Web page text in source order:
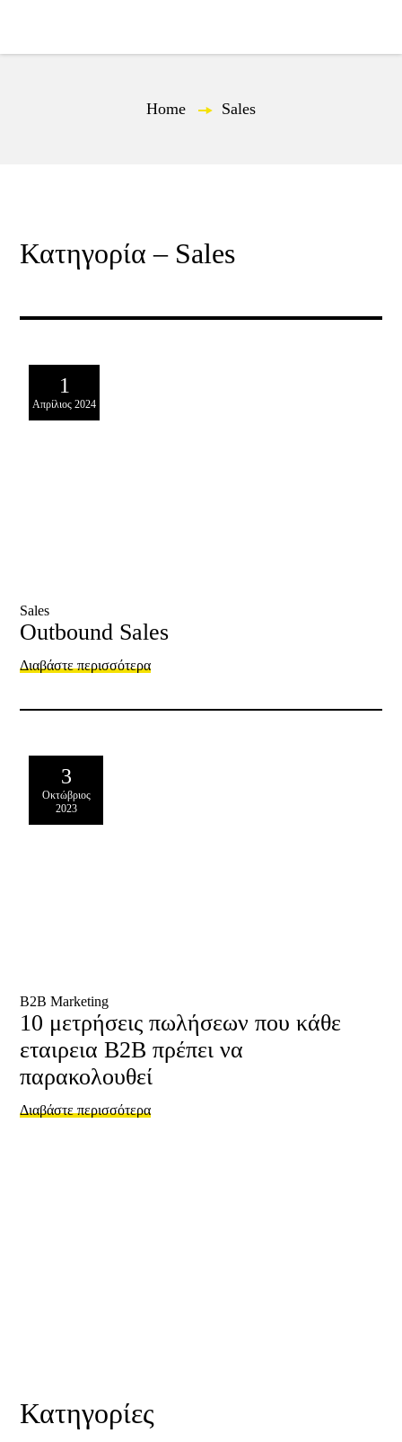
Home — Sales
Κατηγορία – Sales
1
Απρίλιος 2024
Sales
Outbound Sales
Διαβάστε περισσότερα
3
Οκτώβριος
2023
B2B Marketing
10 μετρήσεις πωλήσεων που κάθε
εταιρεια B2B πρέπει να
παρακολουθεί
Διαβάστε περισσότερα
Κατηγορίες